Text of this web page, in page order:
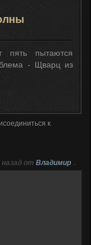
пытаются
- Щварц из
к
назад от Владимир .